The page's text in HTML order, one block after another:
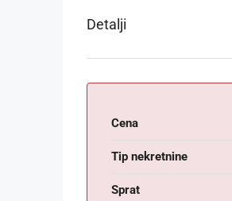
Detalji
Cena
Tip nekretnine
Sprat